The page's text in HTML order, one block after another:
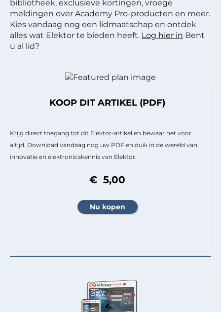
bibliotheek, exclusieve kortingen, vroege
meldingen over Academy Pro-producten en meer.
Kies vandaag nog een lidmaatschap en ontdek
alles wat Elektor te bieden heeft. Log hier in Bent
u al lid?
KOOP DIT ARTIKEL (PDF)
Krijg direct toegang tot dit Elektor-artikel en bewaar het voor
altijd. Download vandaag nog uw PDF en duik in de wereld van
innovatie en elektronicakennis van Elektor.
€ 5,00